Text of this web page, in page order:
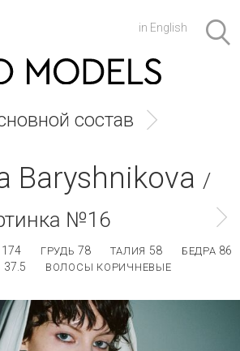
in English
состав
Baryshnikova /
№16
174 ГРУДЬ 78 ТАЛИЯ 58 БЕДРА 86
37.5 ВОЛОСЫ КОРИЧНЕВЫЕ